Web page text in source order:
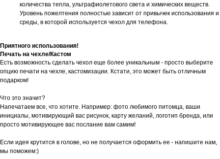
количества тепла, ультрафиолетового света и химических веществ.
Уровень пожелтения полностью зависит от привычек использования и
среды, в которой используется чехол для телефона.
Приятного использования!
Печать на чехле/Кастом
Есть возможность сделать чехол еще более уникальным - просто выберите
опцию печати на чехле, кастомизации. Кстати, это может быть отличным
подарком!
Что это значит?
Напечатаем все, что хотите. Например: фото любимого питомца, ваши
инициалы, мотивирующий вас рисунок, карту желаний, логотип бренда, или
просто мотивирующее вас послание вам самим!
Если идея крутится в голове, но не получается оформить ее - напишите нам,
мы поможем:)